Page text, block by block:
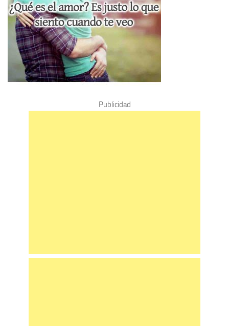
Publicidad